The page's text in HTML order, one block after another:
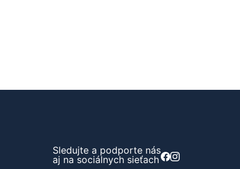
Sledujte a podporte nás
aj na sociálnych sieťach